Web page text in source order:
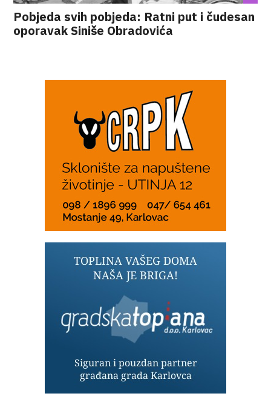
Pobjeda svih pobjeda: Ratni put i čudesan
oporavak Siniše Obradovića